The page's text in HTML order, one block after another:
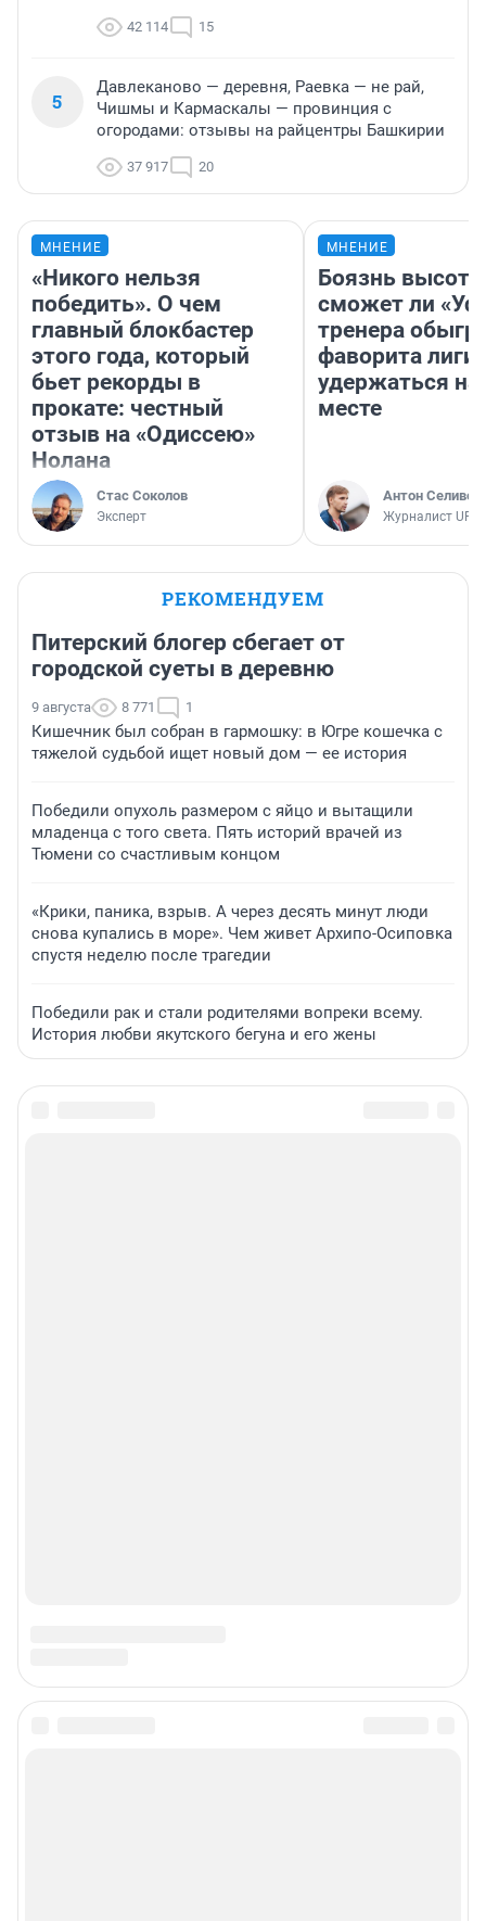
42 114 15
5
Давлеканово — деревня, Раевка — не рай,
Чишмы и Кармаскалы — провинция с
огородами: отзывы на райцентры Башкирии
37 917 20
МНЕНИЕ
«Никого нельзя
победить». О чем
главный блокбастер
этого года, который
бьет рекорды в
прокате: честный
отзыв на «Одиссею»
Нолана
Стас Соколов
Эксперт
МНЕНИЕ
Боязнь
сможет ли
тренера
фаворита лиги
удержаться
месте
Антон
Журналист
РЕКОМЕНДУЕМ
Питерский блогер сбегает от
городской суеты в деревню
9 августа 8 771 1
Кишечник был собран в гармошку: в Югре кошечка с
тяжелой судьбой ищет новый дом — ее история
Победили опухоль размером с яйцо и вытащили
младенца с того света. Пять историй врачей из
Тюмени со счастливым концом
«Крики, паника, взрыв. А через десять минут люди
снова купались в море». Чем живет Архипо-Осиповка
спустя неделю после трагедии
Победили рак и стали родителями вопреки всему.
История любви якутского бегуна и его жены